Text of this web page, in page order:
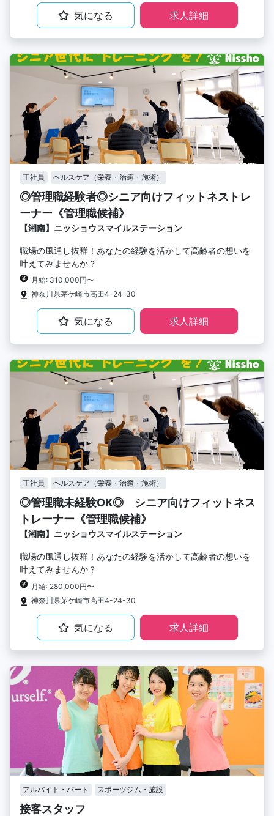
気になる 求人詳細
正社員 ヘルスケア（栄養・治癒・施術）
◎管理職経験者◎シニア向けフィットネストレ
ーナー《管理職候補》
【湘南】ニッショウスマイルステーション
職場の風通し抜群！あなたの経験を活かして高齢者の想いを
叶えてみませんか？
月給: 310,000円〜
神奈川県茅ケ崎市高田4-24-30
気になる 求人詳細
正社員 ヘルスケア（栄養・治癒・施術）
◎管理職未経験OK◎ シニア向けフィットネス
トレーナー《管理職候補》
【湘南】ニッショウスマイルステーション
職場の風通し抜群！あなたの経験を活かして高齢者の想いを
叶えてみませんか？
月給: 280,000円〜
神奈川県茅ケ崎市高田4-24-30
気になる 求人詳細
アルバイト・パート スポーツジム・施設
接客スタッフ